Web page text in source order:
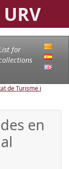
for
de Turisme i
en